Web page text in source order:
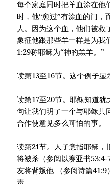
每个家庭同时把羊血涂在他
时，他“愈过”有涂血的门，
人。因为这个血，他们被救
象征他跟那些羊一样是为我
1:29称耶稣为“神的羔羊。”
读第13至16节。这个例子显
读第17至20节。耶稣知道
句让我们明了一个与耶稣共
合作使意见多么可怕的事。
读第21节。人子意指耶稣，
将被杀（参阅以赛亚书
友将背叛他 （参阅诗篇